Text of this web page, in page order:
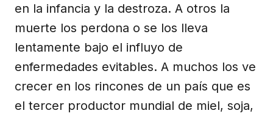
en la infancia y la destroza. A otros la
muerte los perdona o se los lleva
lentamente bajo el influyo de
enfermedades evitables. A muchos los ve
crecer en los rincones de un país que es
el tercer productor mundial de miel, soja,